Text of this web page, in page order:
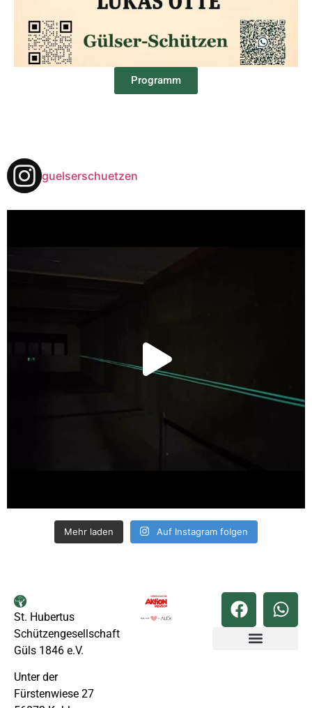
Programm
guelserschuetzen
Mehr laden Auf Instagram folgen
St. Hubertus
Schützengesellschaft
Güls 1846 e.V.
Unter der
Fürstenwiese 27